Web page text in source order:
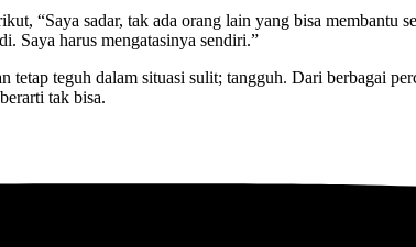
“Saya sadar, tak ada orang lain yang bisa membantu
Saya harus mengatasinya sendiri.”
tetap teguh dalam situasi sulit; tangguh. Dari berbagai
tak bisa.